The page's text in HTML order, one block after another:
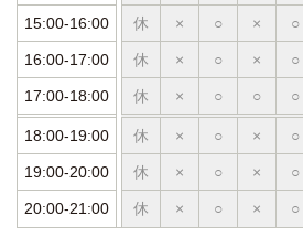
15:00-16:00 休 × ○ × ○
16:00-17:00 休 × ○ × ○
17:00-18:00 休 × ○ ○ ○
18:00-19:00 休 × ○ × ○
19:00-20:00 休 × ○ × ○
20:00-21:00 休 × ○ × ○